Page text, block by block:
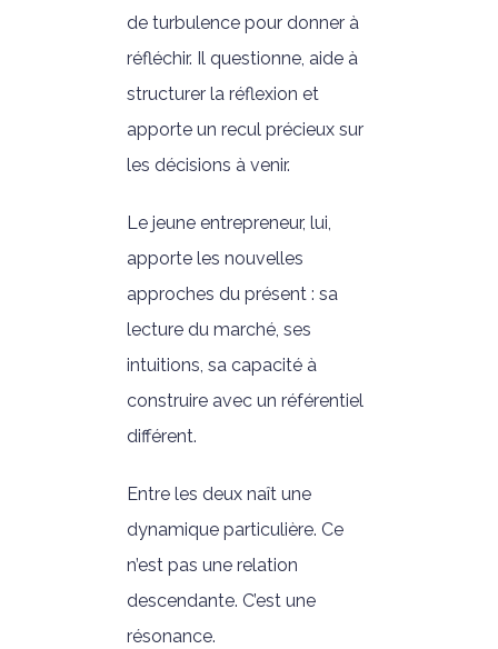
de turbulence pour donner à
réfléchir. Il questionne, aide à
structurer la réflexion et
apporte un recul précieux sur
les décisions à venir.
Le jeune entrepreneur, lui,
apporte les nouvelles
approches du présent : sa
lecture du marché, ses
intuitions, sa capacité à
construire avec un référentiel
différent.
Entre les deux naît une
dynamique particulière. Ce
n’est pas une relation
descendante. C’est une
résonance.